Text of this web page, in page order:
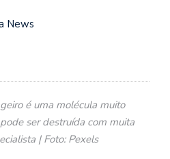
News
é uma molécula muito
ser destruída com muita
| Foto: Pexels